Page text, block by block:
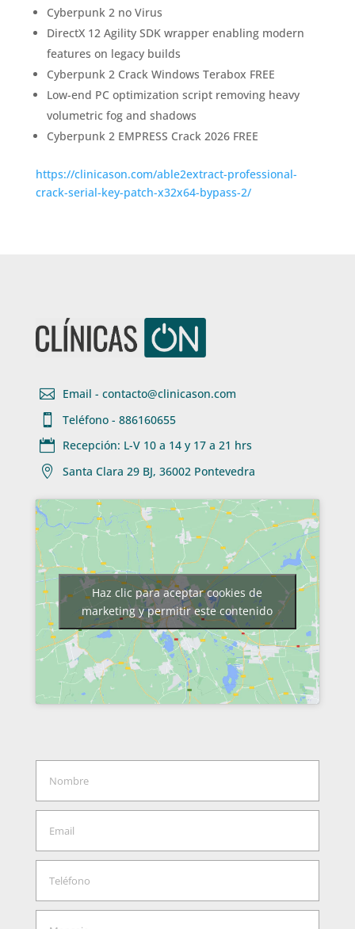
Cyberpunk 2 no Virus
DirectX 12 Agility SDK wrapper enabling modern
features on legacy builds
Cyberpunk 2 Crack Windows Terabox FREE
Low-end PC optimization script removing heavy
volumetric fog and shadows
Cyberpunk 2 EMPRESS Crack 2026 FREE
https://clinicason.com/able2extract-professional-
crack-serial-key-patch-x32x64-bypass-2/
 Email - contacto@clinicason.com

Teléfono - 886160655
 Recepción: L-V 10 a 14 y 17 a 21 hrs

Santa Clara 29 BJ, 36002 Pontevedra
Haz clic para aceptar cookies de
marketing y permitir este contenido